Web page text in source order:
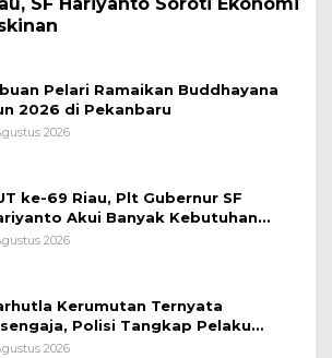
SF Hariyanto Soroti Ekonomi
Pelari Ramaikan Buddhayana
2026 di Pekanbaru
2026
ke-69 Riau, Plt Gubernur SF
Akui Banyak Kebutuhan
Belum Terpenuhi
2026
Kerumutan Ternyata
Polisi Tangkap Pelaku
Lahan
2026